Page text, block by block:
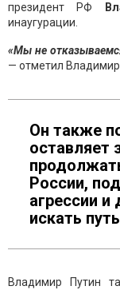
президент РФ
инаугурации.
«Мы не
— отметил Владимир
Он также
оставляет
России,
агрессии и
искать
Владимир Путин